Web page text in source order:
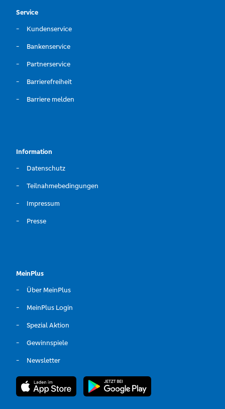
Service
Kundenservice
Bankenservice
Partnerservice
Barrierefreiheit
Barriere melden
Information
Datenschutz
Teilnahmebedingungen
Impressum
Presse
MeinPlus
Über MeinPlus
MeinPlus Login
Spezial Aktion
Gewinnspiele
Newsletter